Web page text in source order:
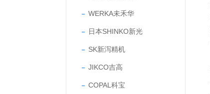
WERKA未禾华
日本SHINKO新光
SK新泻精机
JIKCO吉高
COPAL科宝